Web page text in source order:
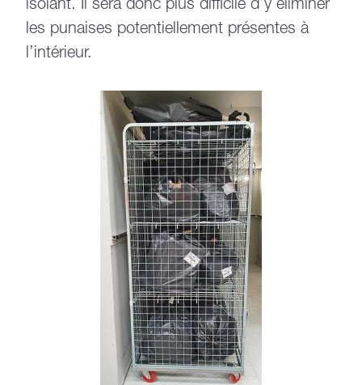
isolant. Il sera donc plus difficile d’y éliminer
les punaises potentiellement présentes à
l’intérieur.